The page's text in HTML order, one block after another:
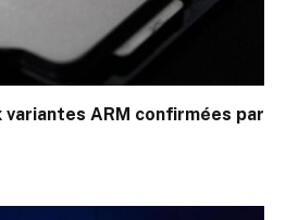
variantes ARM confirmées par